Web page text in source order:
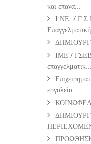
και επανα...
Ι.ΝΕ. /
ΙΜΕ /
επαγγελματικ...
εργαλεία